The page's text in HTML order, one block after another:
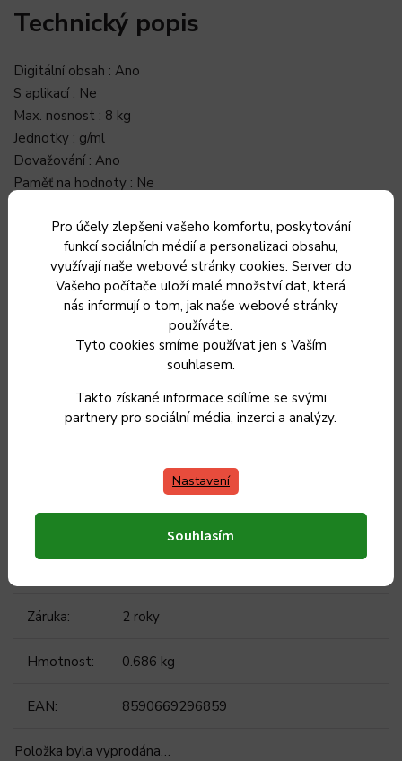
Pro účely zlepšení vašeho komfortu, poskytování
funkcí sociálních médií a personalizaci obsahu,
využívají naše webové stránky cookies. Server do
Vašeho počítače uloží malé množství dat, která
nás informují o tom, jak naše webové stránky
používáte.
Tyto cookies smíme používat jen s Vaším
souhlasem.
Takto získané informace sdílíme se svými
partnery pro sociální média, inzerci a analýzy.
Nastavení
Souhlasím
Technický popis
Digitální obsah : Ano
S aplikací : Ne
Max. nosnost : 8 kg
Jednotky : g/ml
Dovažování : Ano
Paměť na hodnoty : Ne
Přesnost vážení : 1 g
Napájení : Baterie
Výška (cm) : 22.5
Šířka (cm) : 18.5
Barva : Bílá
MANUÁL KE STAŽENÍ
Doplňkové parametry
Záruka: 2 roky
Hmotnost: 0.686 kg
EAN: 8590669296859
Položka byla vyprodána…